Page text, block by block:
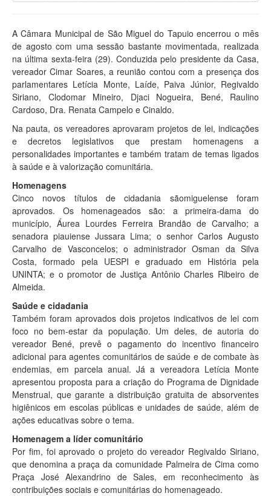
A Câmara Municipal de São Miguel do Tapuio encerrou o mês
de agosto com uma sessão bastante movimentada, realizada
na última sexta-feira (29). Conduzida pelo presidente da Casa,
vereador Cimar Soares, a reunião contou com a presença dos
parlamentares Letícia Monte, Laíde, Paiva Júnior, Regivaldo
Siriano, Clodomar Mineiro, Djaci Nogueira, Bené, Raulino
Cardoso, Dra. Renata Campelo e Cinaldo.
Na pauta, os vereadores aprovaram projetos de lei, indicações
e decretos legislativos que prestam homenagens a
personalidades importantes e também tratam de temas ligados
à saúde e à valorização comunitária.
Homenagens
Cinco novos títulos de cidadania sãomiguelense foram
aprovados. Os homenageados são: a primeira-dama do
município, Áurea Lourdes Ferreira Brandão de Carvalho; a
senadora piauiense Jussara Lima; o senhor Carlos Augusto
Carvalho de Vasconcelos; o administrador Osman da Silva
Costa, formado pela UESPI e graduado em História pela
UNINTA; e o promotor de Justiça Antônio Charles Ribeiro de
Almeida.
Saúde e cidadania
Também foram aprovados dois projetos indicativos de lei com
foco no bem-estar da população. Um deles, de autoria do
vereador Bené, prevê o pagamento do incentivo financeiro
adicional para agentes comunitários de saúde e de combate às
endemias, em parcela anual. Já a vereadora Letícia Monte
apresentou proposta para a criação do Programa de Dignidade
Menstrual, que garante a distribuição gratuita de absorventes
higiênicos em escolas públicas e unidades de saúde, além de
ações educativas sobre o tema.
Homenagem a líder comunitário
Por fim, foi aprovado o projeto do vereador Regivaldo Siriano,
que denomina a praça da comunidade Palmeira de Cima como
Praça José Alexandrino de Sales, em reconhecimento às
contribuições sociais e comunitárias do homenageado.